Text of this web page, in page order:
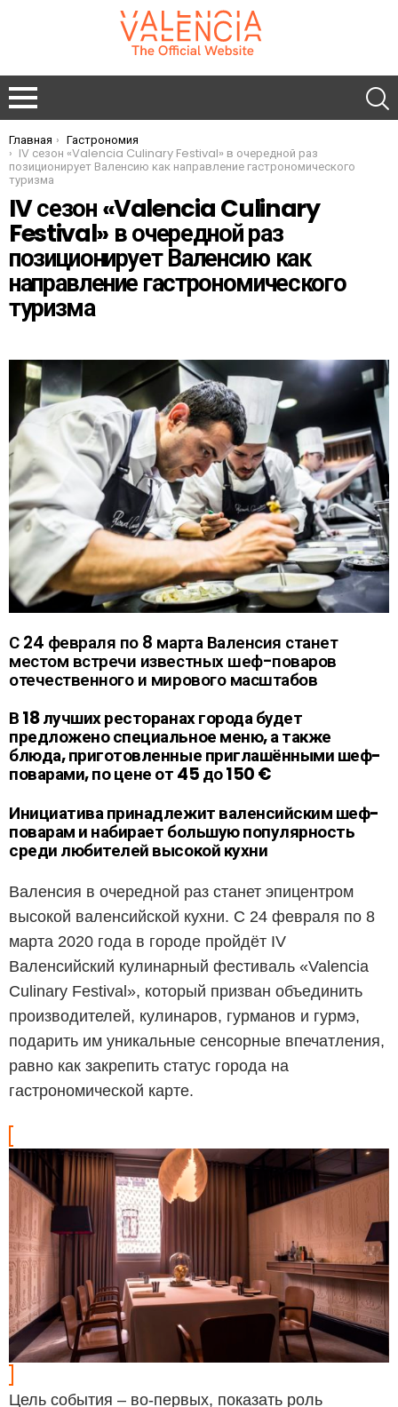
You are here:
Главная Гастрономия
IV сезон «Valencia Culinary Festival» в очередной раз
позиционирует Валенсию как направление гастрономического
туризма
IV сезон «Valencia Culinary
Festival» в очередной раз
позиционирует Валенсию как
направление гастрономического
туризма
С 24 февраля по 8 марта Валенсия станет
местом встречи известных шеф-поваров
отечественного и мирового масштабов
В 18 лучших ресторанах города будет
предложено специальное меню, а также
блюда, приготовленные приглашёнными шеф-
поварами, по цене от 45 до 150 €
Инициатива принадлежит валенсийским шеф-
поварам и набирает большую популярность
среди любителей высокой кухни
Валенсия в очередной раз станет эпицентром
высокой валенсийской кухни. С 24 февраля по 8
марта 2020 года в городе пройдёт IV
Валенсийский кулинарный фестиваль «Valencia
Culinary Festival», который призван объединить
производителей, кулинаров, гурманов и гурмэ,
подарить им уникальные сенсорные впечатления,
равно как закрепить статус города на
гастрономической карте.
Цель события – во-первых, показать роль